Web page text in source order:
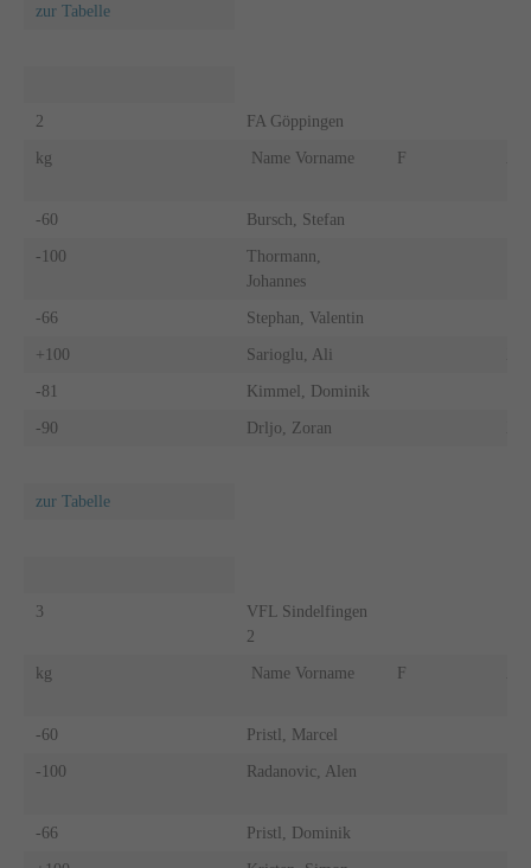
zur Tabelle
2 FA Göppingen
kg Name Vorname F
-60 Bursch, Stefan
-100
Thormann,
Johannes
-66 Stephan, Valentin
+100 Sarioglu, Ali
-81 Kimmel, Dominik
-90 Drljo, Zoran
zur Tabelle
3
VFL Sindelfingen
2
kg Name Vorname F
-60 Pristl, Marcel
-100 Radanovic, Alen
-66 Pristl, Dominik